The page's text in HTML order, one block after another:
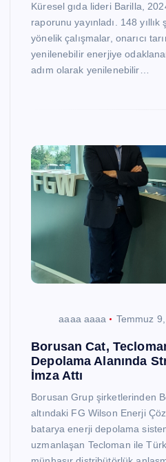
Küresel gıda lideri Barilla,
raporunu yayınladı. 148
yönelik çalışmalar, onarıcı
yenilenebilir enerjiye
adım olarak yenilenebilir…
aaaa aaaa Temmuz
Borusan Cat,
Depolama Alanında
İmza Attı
Borusan Grup şirketlerinden
altındaki FG Wilson Enerji
batarya enerji depolama
uzmanlaşan Tecloman ile